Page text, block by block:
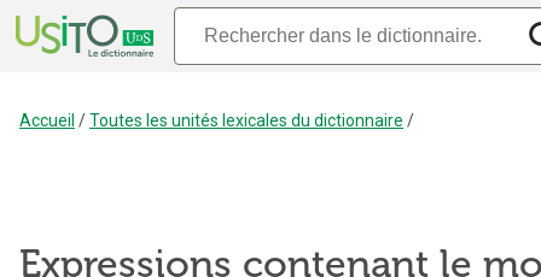
Accueil /Toutes les unités lexicales du dictionnaire /
Expressions contenant le